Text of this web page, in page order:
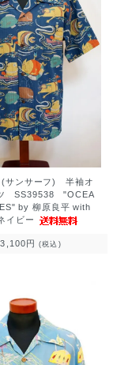
(サンサーフ) 半袖オ
SS39538 "OCEA
by 柳原良平 with
イビー
円 (税込)